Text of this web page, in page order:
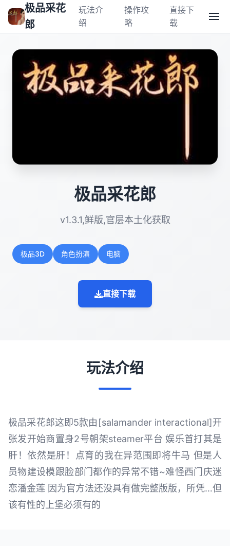
极品采花
郎
玩法介
绍
操作攻
略
直接下
载
极品采花郎
v1.3.1,鲜版,官层本土化获取
极品3D 角色扮演 电脑
直接下载
玩法介绍
极品采花郎这即5款由[salamander interactional]开
张发开始商置身2号朝架steamer平台 娱乐首打其是
肝！依然是肝！点育的我在异范围即将牛马 但是人
员物建设模跟脸部门都作的异常不错~难怪西门庆迷
恋潘金莲 因为官方法还没具有做完整版版，所凭…但
该有性的上堡必须有的